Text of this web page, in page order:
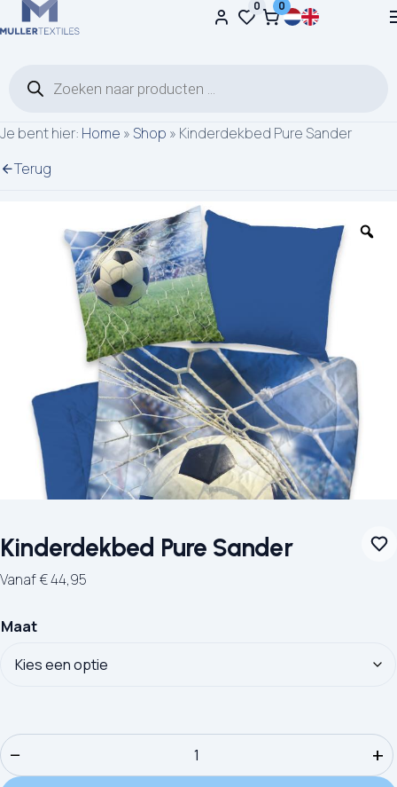
Ga naar de inhoud 0 0
Je bent hier: Home » Shop » Kinderdekbed Pure Sander
Terug
Kinderdekbed Pure Sander
Vanaf€44,95
Maat
Kinderdekbed Pure Sander aantal
− +